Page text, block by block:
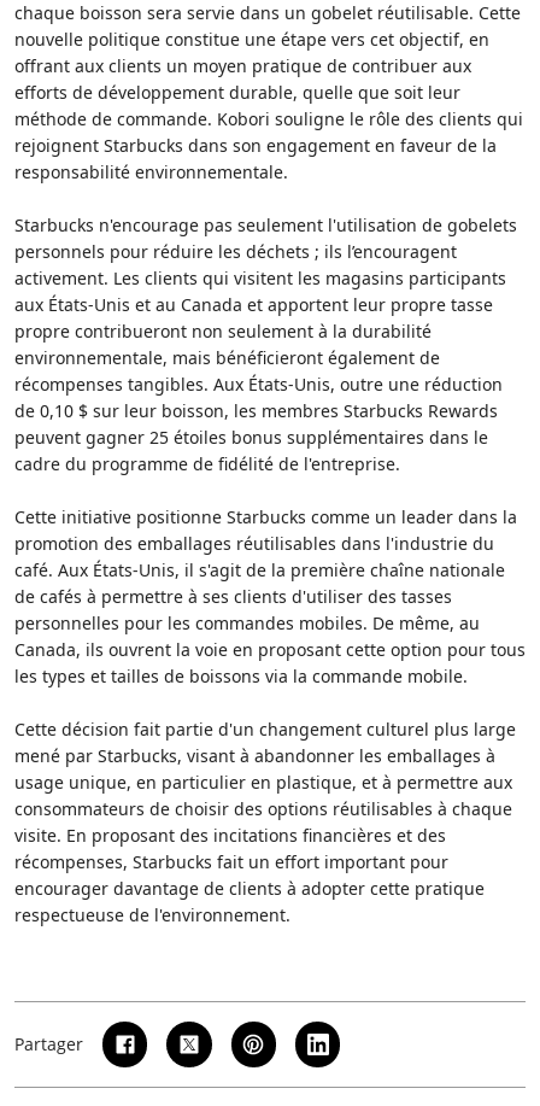
chaque boisson sera servie dans un gobelet réutilisable. Cette
nouvelle politique constitue une étape vers cet objectif, en
offrant aux clients un moyen pratique de contribuer aux
efforts de développement durable, quelle que soit leur
méthode de commande. Kobori souligne le rôle des clients qui
rejoignent Starbucks dans son engagement en faveur de la
responsabilité environnementale.
Starbucks n'encourage pas seulement l'utilisation de gobelets
personnels pour réduire les déchets ; ils l’encouragent
activement. Les clients qui visitent les magasins participants
aux États-Unis et au Canada et apportent leur propre tasse
propre contribueront non seulement à la durabilité
environnementale, mais bénéficieront également de
récompenses tangibles. Aux États-Unis, outre une réduction
de 0,10 $ sur leur boisson, les membres Starbucks Rewards
peuvent gagner 25 étoiles bonus supplémentaires dans le
cadre du programme de fidélité de l'entreprise.
Cette initiative positionne Starbucks comme un leader dans la
promotion des emballages réutilisables dans l'industrie du
café. Aux États-Unis, il s'agit de la première chaîne nationale
de cafés à permettre à ses clients d'utiliser des tasses
personnelles pour les commandes mobiles. De même, au
Canada, ils ouvrent la voie en proposant cette option pour tous
les types et tailles de boissons via la commande mobile.
Cette décision fait partie d'un changement culturel plus large
mené par Starbucks, visant à abandonner les emballages à
usage unique, en particulier en plastique, et à permettre aux
consommateurs de choisir des options réutilisables à chaque
visite. En proposant des incitations financières et des
récompenses, Starbucks fait un effort important pour
encourager davantage de clients à adopter cette pratique
respectueuse de l'environnement.
Partager